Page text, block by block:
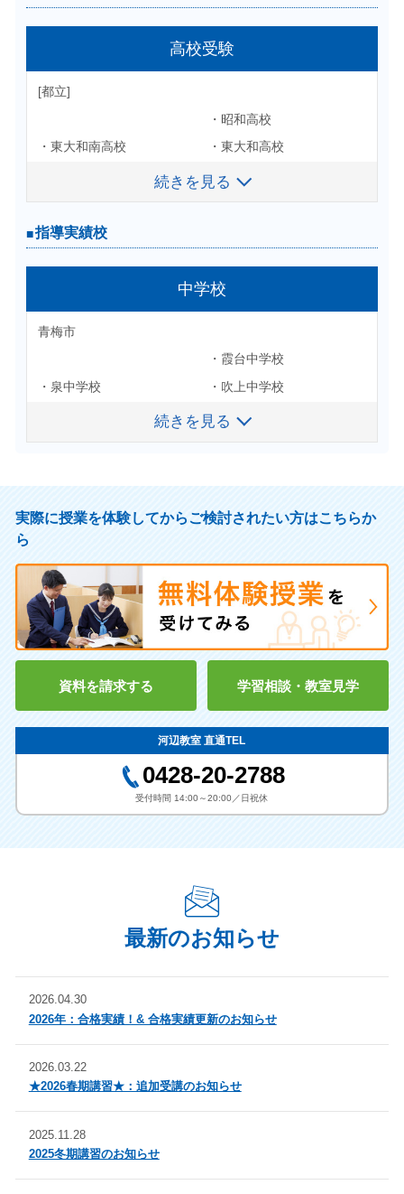
大学受験
[国立]
・横浜国立大学
[私立]
・法政大学
・日本大学
・東京農業大学
・武蔵野大学
・帝京大学
・東京家政大学
続きを見る
指導実績校
高等学校
[都立]
・国分寺高校
・昭和高校
・東大和南高校
・小平南高校
・杉並総合高校
・上水高校
・片倉高校
・拝島高校
・羽村高校
[私立]
・東海大菅生高校
・拓殖第一高校
・東京純心女子高校
・八王子実践高校
・啓明学園高校
・昭和第一学園高校
・帝京八王子高校
続きを見る
高校受験
[都立]
・昭和高校
・東大和南高校
・東大和高校
・日野高校
・上水高校
・杉並総合高校
・青梅総合高校
・八王子桑志高校
・武蔵村山高校
・瑞穂農芸高校
・拝島高校
[私立]
・拓殖大学第一高等学校
・東海大菅生高校
・成蹊高校
・啓明学園高校
・八王子実践高校
・昭和第一高校
・関東学院高校
・東野高校
・日体桜華高校
続きを見る
指導実績校
中学校
青梅市
・霞台中学校
・泉中学校
・吹上中学校
・第一中学校
・第二中学校
・第三中学校
飯能市
・金子中学校
羽村市
・羽村ニ中学校
続きを見る
青梅市立
・若草小学校
・霞台小学校
・吹上小学校
・河辺小学校
・第三小学校
実際に授業を体験してからご検討されたい方はこちらか
ら
資料を請求する 学習相談・教室見学
河辺教室 直通TEL
0428-20-2788
受付時間 14:00～20:00／日祝休
最新のお知らせ
2026.04.30
2026年：合格実績！& 合格実績更新のお知らせ
2026.03.22
★2026春期講習★：追加受講のお知らせ
2025.11.28
2025冬期講習のお知らせ